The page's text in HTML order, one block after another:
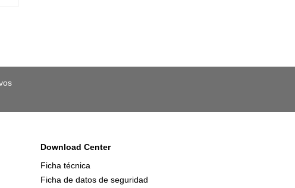
Download Center
Ficha técnica
Ficha de datos de seguridad